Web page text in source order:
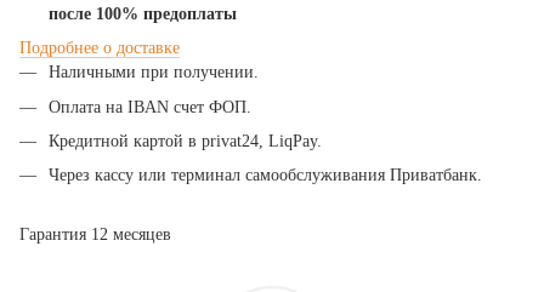
после 100% предоплаты
Подробнее о доставке
Наличными при получении.
Оплата на IBAN счет ФОП.
Кредитной картой в privat24, LiqPay.
Через кассу или терминал самообслуживания Приватбанк.
Гарантия 12 месяцев